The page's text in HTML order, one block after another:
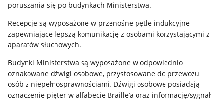
poruszania się po budynkach Ministerstwa.
Recepcje są wyposażone w przenośne pętle indukcyjne
zapewniające lepszą komunikację z osobami korzystającymi z
aparatów słuchowych.
Budynki Ministerstwa są wyposażone w odpowiednio
oznakowane dźwigi osobowe, przystosowane do przewozu
osób z niepełnosprawnościami. Dźwigi osobowe posiadają
oznaczenie pięter w alfabecie Braille’a oraz informację/sygnał